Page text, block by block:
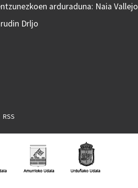
arduraduna: Naia Vallejo
Drljo
RSS